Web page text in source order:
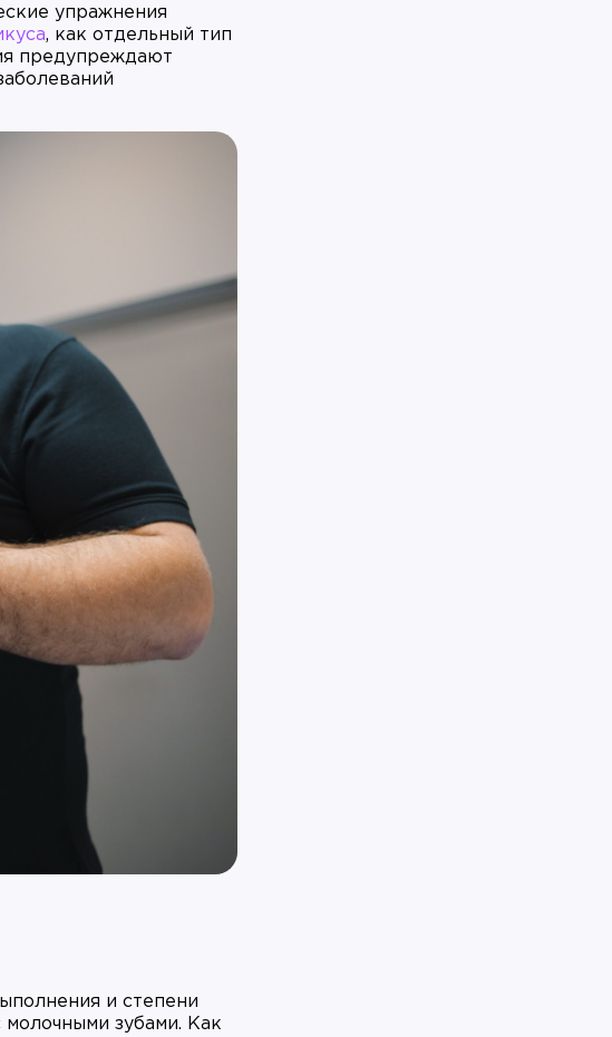
упражнения
, как отдельный тип
предупреждают
и степени
зубами. Как